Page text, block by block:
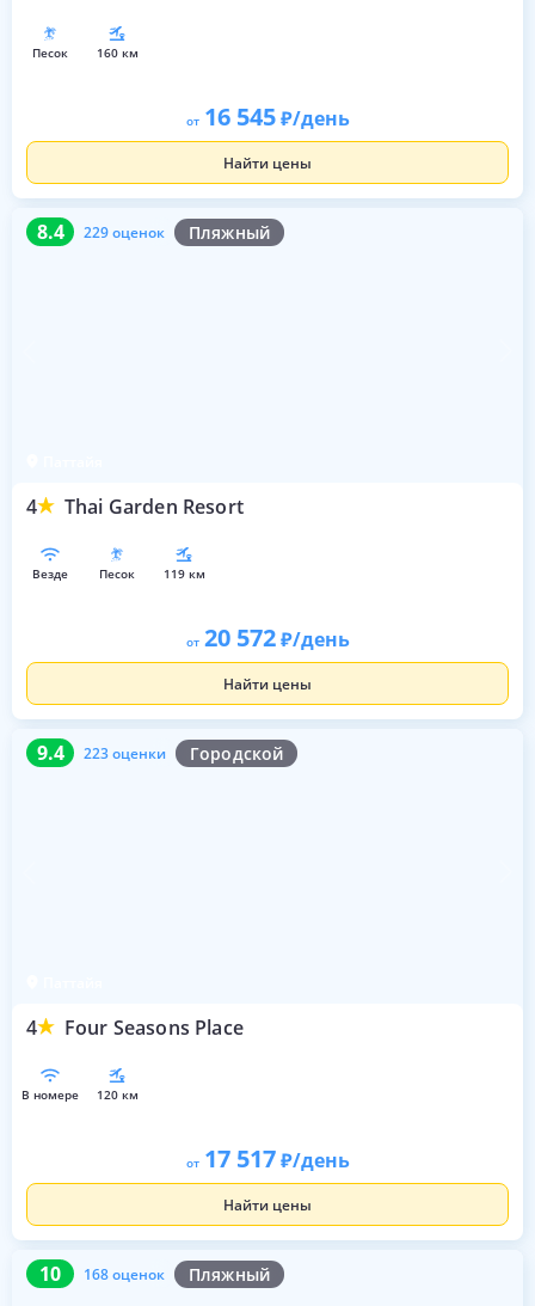
песок 160 км
от 16 545 /день
Найти цены
8.4 229 оценок Пляжный
4 Thai Garden Resort
8.4 229 оценок
везде песок 119 км
от 20 572 /день
Найти цены
9.4 223 оценки Городской
4 Four Seasons Place
9.4 223 оценки
в номере 120 км
от 17 517 /день
Найти цены
10 168 оценок Пляжный
10 168 оценок